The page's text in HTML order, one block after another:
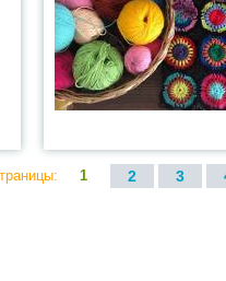
1 2 3